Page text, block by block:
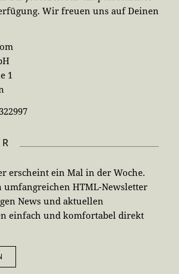
Wir freuen uns auf Deinen
1
erscheint ein Mal in der Woche.
umfangreichen HTML-Newsletter
News und aktuellen
einfach und komfortabel direkt